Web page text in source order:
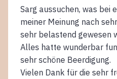
Sarg aussuchen, was bei
meiner Meinung nach
sehr belastend gewesen
Alles hatte wunderbar
sehr schöne Beerdigung.
Vielen Dank für die sehr